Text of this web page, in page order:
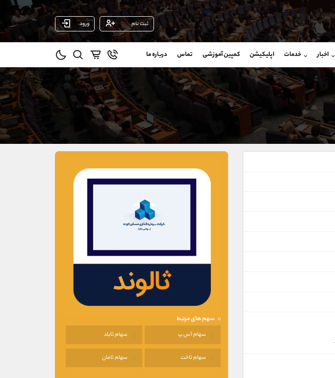
ثبت نام ورود
اخبار خدمات اپلیکیشن کمپین آموزشی تماس درباره ما
سهم های مرتبط
سهام آ س پ سهام ثاباد
سهام ثاخت سهام ثامان
شروع گفتگو
@Armteam_admin_por
داخلی 107
(محسن یزدی)
09304891085
واتساپ شروع گفتگو
تلگرام @Armteam_admin_103
021-22021030
90001030
@alireza.mehrabii
@alirezamehrabi_official